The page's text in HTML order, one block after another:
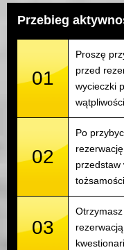
Przebieg
01
Proszę
przed
wycieczki
02
Po
przedstaw
03